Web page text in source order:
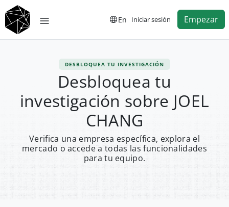
En Iniciar sesión Empezar
DESBLOQUEA TU INVESTIGACIÓN
Desbloquea tu
investigación sobre JOEL
CHANG
Verifica una empresa específica, explora el
mercado o accede a todas las funcionalidades
para tu equipo.